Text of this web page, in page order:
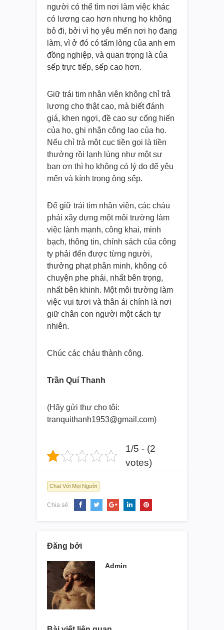
người có thể tìm nơi làm việc khác
có lương cao hơn nhưng họ không
bỏ đi, bởi vì họ yêu mến nơi họ đang
làm, vì ở đó có tấm lòng của anh em
đồng nghiệp, và quan trọng là của
sếp trực tiếp, sếp cao hơn.
Giữ trái tim nhân viên không chỉ trả
lương cho thật cao, mà biết đánh
giá, khen ngợi, đề cao sự cống hiến
của họ, ghi nhận công lao của họ.
Nếu chỉ trả một cục tiền gọi là tiền
thưởng rồi lạnh lùng như một sư
ban ơn thì họ không có lý do để yêu
mến và kính trọng ông sếp.
Để giữ trái tim nhân viên, các cháu
phải xây dựng một môi trường làm
việc lành mạnh, công khai, minh
bạch, thông tin, chính sách của công
ty phải đến được từng người,
thưởng phạt phân minh, không có
chuyện phe phái, nhất bên trọng,
nhất bên khinh. Một môi trường làm
việc vui tươi và thân ái chính là nơi
giữ chân con người một cách tự
nhiên.
Chúc các cháu thành công.
Trần Quí Thanh
(Hãy gửi thư cho tôi:
tranquithanh1953@gmail.com)
1/5 - (2
votes)
Chat Với Mọi Người
Chia sẻ:
Đăng bởi
Admin